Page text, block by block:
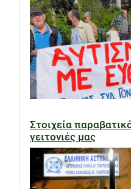
Στοιχεία
γειτονιές μας